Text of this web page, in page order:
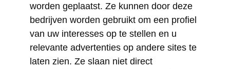
worden geplaatst. Ze kunnen door deze
bedrijven worden gebruikt om een profiel
van uw interesses op te stellen en u
relevante advertenties op andere sites te
laten zien. Ze slaan niet direct